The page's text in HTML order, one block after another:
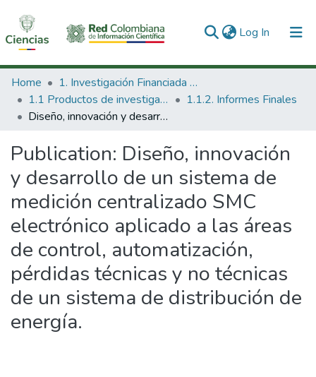
Log In (current)
Communities & Collections
All of DSpace
Home
1. Investigación Financiada con Recursos Públicos
1.1 Productos de investigación
1.1.2. Informes Finales
Diseño, innovación y desarrollo de un sistema de medición centralizado SMC electrónico aplicado a las áreas de control, automatización, pérdidas técnicas y no técnicas de un sistema de distribución de energía.
Publication: Diseño, innovación
y desarrollo de un sistema de
medición centralizado SMC
electrónico aplicado a las áreas
de control, automatización,
pérdidas técnicas y no técnicas
de un sistema de distribución de
energía.